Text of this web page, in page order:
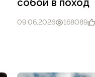
собой в поход
09.06.2026 168089